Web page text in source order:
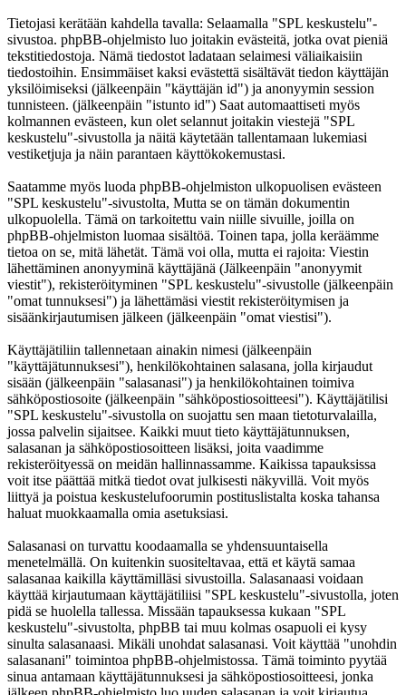
Tietojasi kerätään kahdella tavalla: Selaamalla "SPL keskustelu"-
sivustoa. phpBB-ohjelmisto luo joitakin evästeitä, jotka ovat pieniä
tekstitiedostoja. Nämä tiedostot ladataan selaimesi väliaikaisiin
tiedostoihin. Ensimmäiset kaksi evästettä sisältävät tiedon käyttäjän
yksilöimiseksi (jälkeenpäin "käyttäjän id") ja anonyymin session
tunnisteen. (jälkeenpäin "istunto id") Saat automaattiseti myös
kolmannen evästeen, kun olet selannut joitakin viestejä "SPL
keskustelu"-sivustolla ja näitä käytetään tallentamaan lukemiasi
vestiketjuja ja näin parantaen käyttökokemustasi.
Saatamme myös luoda phpBB-ohjelmiston ulkopuolisen evästeen
"SPL keskustelu"-sivustolta, Mutta se on tämän dokumentin
ulkopuolella. Tämä on tarkoitettu vain niille sivuille, joilla on
phpBB-ohjelmiston luomaa sisältöä. Toinen tapa, jolla keräämme
tietoa on se, mitä lähetät. Tämä voi olla, mutta ei rajoita: Viestin
lähettäminen anonyyminä käyttäjänä (Jälkeenpäin "anonyymit
viestit"), rekisteröityminen "SPL keskustelu"-sivustolle (jälkeenpäin
"omat tunnuksesi") ja lähettämäsi viestit rekisteröitymisen ja
sisäänkirjautumisen jälkeen (jälkeenpäin "omat viestisi").
Käyttäjätiliin tallennetaan ainakin nimesi (jälkeenpäin
"käyttäjätunnuksesi"), henkilökohtainen salasana, jolla kirjaudut
sisään (jälkeenpäin "salasanasi") ja henkilökohtainen toimiva
sähköpostiosoite (jälkeenpäin "sähköpostiosoitteesi"). Käyttäjätilisi
"SPL keskustelu"-sivustolla on suojattu sen maan tietoturvalailla,
jossa palvelin sijaitsee. Kaikki muut tieto käyttäjätunnuksen,
salasanan ja sähköpostiosoitteen lisäksi, joita vaadimme
rekisteröityessä on meidän hallinnassamme. Kaikissa tapauksissa
voit itse päättää mitkä tiedot ovat julkisesti näkyvillä. Voit myös
liittyä ja poistua keskustelufoorumin postituslistalta koska tahansa
haluat muokkaamalla omia asetuksiasi.
Salasanasi on turvattu koodaamalla se yhdensuuntaisella
menetelmällä. On kuitenkin suositeltavaa, että et käytä samaa
salasanaa kaikilla käyttämilläsi sivustoilla. Salasanaasi voidaan
käyttää kirjautumaan käyttäjätiliisi "SPL keskustelu"-sivustolla, joten
pidä se huolella tallessa. Missään tapauksessa kukaan "SPL
keskustelu"-sivustolta, phpBB tai muu kolmas osapuoli ei kysy
sinulta salasanaasi. Mikäli unohdat salasanasi. Voit käyttää "unohdin
salasanani" toimintoa phpBB-ohjelmistossa. Tämä toiminto pyytää
sinua antamaan käyttäjätunnuksesi ja sähköpostiosoitteesi, jonka